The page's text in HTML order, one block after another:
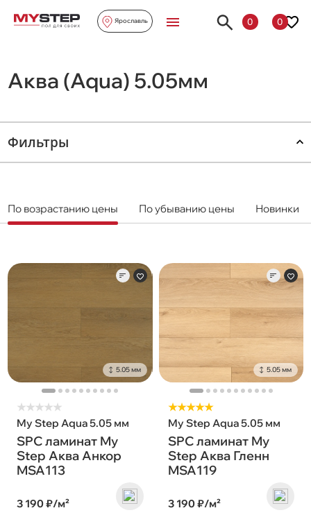
Ярославль 0 0
Аква (Aqua) 5.05мм
Фильтры
По возрастанию цены По убыванию цены Новинки
5.05 мм
★★★★★
My Step Aqua 5.05 мм
SPC ламинат My
Step Аква Анкор
MSA113
3 190 ₽/м²
5.05 мм
★★★★★
My Step Aqua 5.05 мм
SPC ламинат My
Step Аква Гленн
MSA119
3 190 ₽/м²